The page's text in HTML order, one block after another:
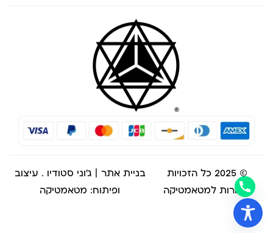
© 2025 כל הזכויות
שמורות למטאמטיקה
בניית אתר | ג'וני סטודיו . עיצוב
ופיתוח: מטאמטיקה